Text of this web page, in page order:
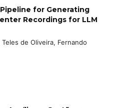
for Generating
Recordings for LLM
de Oliveira, Fernando